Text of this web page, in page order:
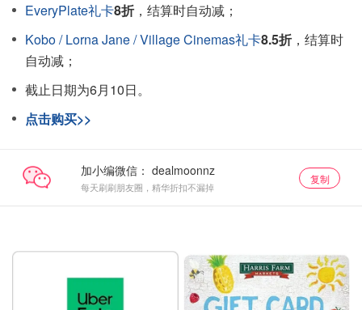
EveryPlate礼卡8折 ，结算时自动减；
Kobo / Lorna Jane / Village Cinemas礼卡8.5折 ，结算时
自动减；
截止日期为6月10日。
点击购买>>
加小编微信：
每天刷刷朋友圈，精华折扣不漏掉
复制